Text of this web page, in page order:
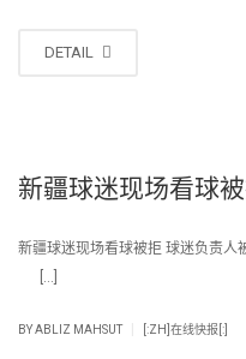
DETAIL
新疆球迷现场看球
新疆球迷现场看球被拒 球迷负责
[…]
BYABLIZ MAHSUT [:ZH]在线快报[:]